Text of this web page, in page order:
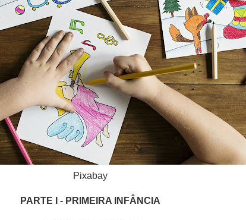
Pixabay
PARTE I - PRIMEIRA INFÂNCIA